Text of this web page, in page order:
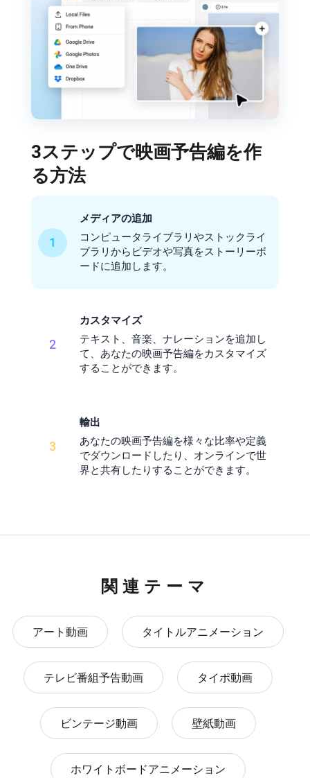
3ステップで映画予告編を作
る方法
1
メディアの追加
コンピュータライブラリやストックライ
ブラリからビデオや写真をストーリーボ
ードに追加します。
2
カスタマイズ
テキスト、音楽、ナレーションを追加し
て、あなたの映画予告編をカスタマイズ
することができます。
3
輸出
あなたの映画予告編を様々な比率や定義
でダウンロードしたり、オンラインで世
界と共有したりすることができます。
関連テーマ
アート動画 タイトルアニメーション
テレビ番組予告動画 タイポ動画
ビンテージ動画 壁紙動画
ホワイトボードアニメーション